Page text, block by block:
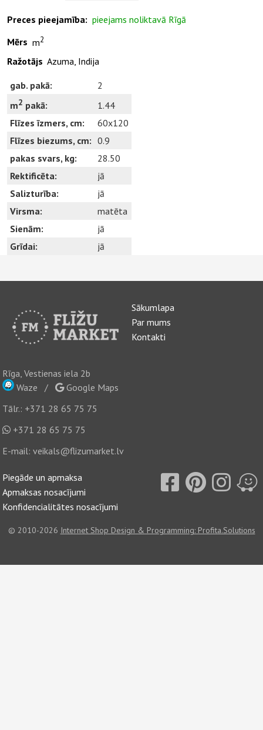
Preces pieejamība: pieejams noliktavā Rīgā
Mērs m2
Ražotājs Azuma, Indija
gab. pakā:
2
m2 pakā:
1.44
Flīzes īzmers, cm:
60x120
Flīzes biezums, cm: 0.9
pakas svars, kg:
28.50
Rektificēta:
jā
Salizturība:
jā
Virsma:
matēta
Sienām:
jā
Grīdai:
jā
Rīga, Vestienas iela 2b
Waze /
Google Maps
Tālr.: +371 28 65 75 75
+371 28 65 75 75
E-mail:veikals@flizumarket.lv
Sākumlapa
Par mums
Kontakti
Piegāde un apmaksa
Apmaksas nosacījumi
Konfidencialitātes nosacījumi
© 2010-2026 Internet Shop Design & Programming: Profita.Solutions